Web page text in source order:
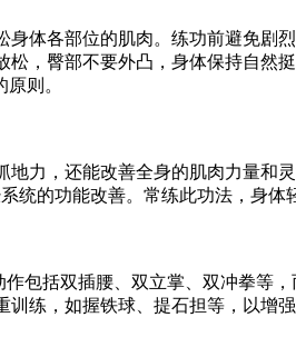
各部位的肌肉。练功前避免剧
，臀部不要外凸，身体保持自然
则。
，还能改善全身的肌肉力量和
统的功能改善。常练此功法，身体
括双插腰、双立掌、双冲拳等
练，如握铁球、提石担等，以